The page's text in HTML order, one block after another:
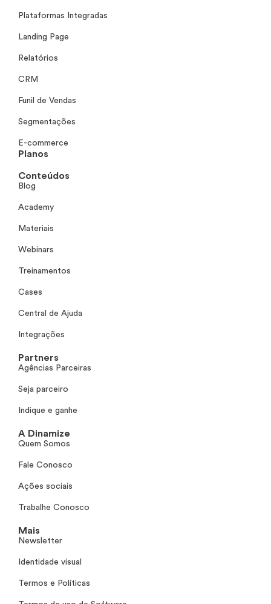
Plataformas Integradas
Landing Page
Relatórios
CRM
Funil de Vendas
Segmentações
E-commerce
Planos
Conteúdos
Blog
Academy
Materiais
Webinars
Treinamentos
Cases
Central de Ajuda
Integrações
Partners
Agências Parceiras
Seja parceiro
Indique e ganhe
A Dinamize
Quem Somos
Fale Conosco
Ações sociais
Trabalhe Conosco
Mais
Newsletter
Identidade visual
Termos e Políticas